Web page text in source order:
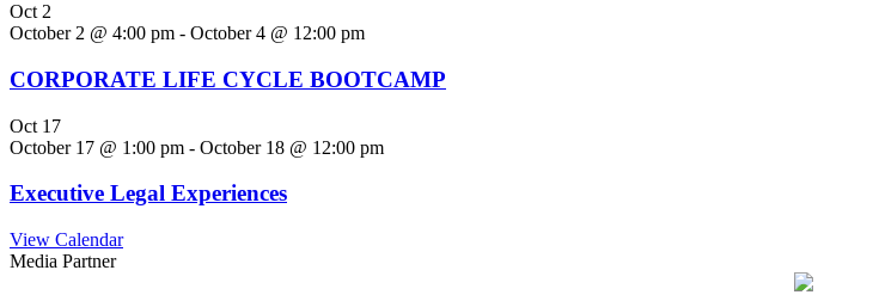
Oct 2
October 2 @ 4:00 pm - October 4 @ 12:00 pm
CORPORATE LIFE CYCLE BOOTCAMP
Oct 17
October 17 @ 1:00 pm - October 18 @ 12:00 pm
Executive Legal Experiences
View Calendar
Media Partner